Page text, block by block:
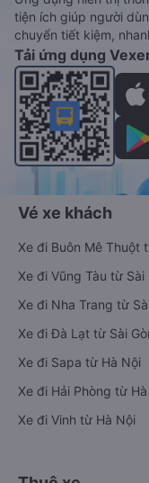
tiện ích giúp người
chuyển tiết kiệm,
Tải ứng dụng
Vé xe khách
Xe đi Buôn Mê Thuột
Xe đi Vũng Tàu từ Sài
Xe đi Nha Trang từ
Xe đi Đà Lạt từ Sài
Xe đi Sapa từ Hà Nội
Xe đi Hải Phòng từ
Xe đi Vinh từ Hà Nội